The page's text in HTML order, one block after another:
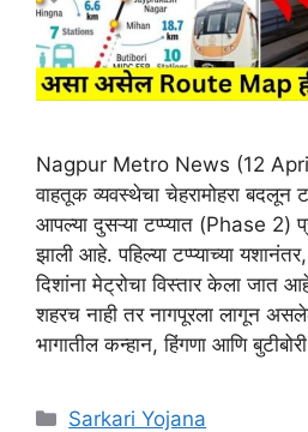
Nagpur Metro News (12 April
वाहतूक व्यवस्थेचा चेहरामोहरा बदलून
आपल्या दुसऱ्या टप्प्यात (Phase 2)
झाली आहे. पहिल्या टप्प्याच्या
दिशांना मेट्रोचा विस्तार केला जात
शहरच नाही तर नागपूरला लागून
भागातील कन्हान, हिंगणा आणि
Categories
Sarkari Yojana